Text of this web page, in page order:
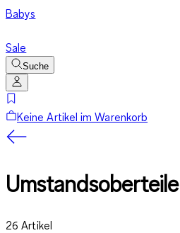
Babys
Sale
Suche
Keine Artikel im Warenkorb
Umstandsoberteile
26 Artikel